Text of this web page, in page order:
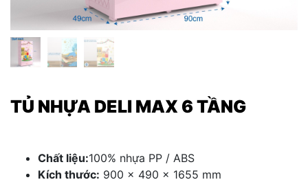
TỦ NHỰA DELI MAX 6 TẦNG
Chất liệu:100% nhựa PP / ABS
Kích thước: 900 x 490 x 1655 mm